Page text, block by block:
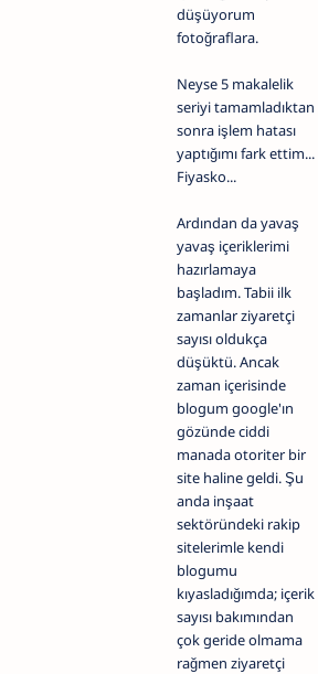
düşüyorum
fotoğraflara.
Neyse 5 makalelik
seriyi tamamladıktan
sonra işlem hatası
yaptığımı fark ettim...
Fiyasko...
Ardından da yavaş
yavaş içeriklerimi
hazırlamaya
başladım. Tabii ilk
zamanlar ziyaretçi
sayısı oldukça
düşüktü. Ancak
zaman içerisinde
blogum google'ın
gözünde ciddi
manada otoriter bir
site haline geldi. Şu
anda inşaat
sektöründeki rakip
sitelerimle kendi
blogumu
kıyasladığımda; içerik
sayısı bakımından
çok geride olmama
rağmen ziyaretçi